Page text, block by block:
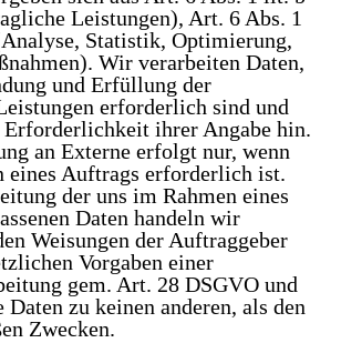
Leistungen), Art. 6 Abs. 1
Statistik, Optimierung,
Wir verarbeiten Daten,
und Erfüllung der
erforderlich sind und
Erforderlichkeit ihrer Angabe hin.
an Externe erfolgt nur, wenn
eines Auftrags erforderlich ist.
der uns im Rahmen eines
Daten handeln wir
Weisungen der Auftraggeber
Vorgaben einer
gem. Art. 28 DSGVO und
zu keinen anderen, als den
Zwecken.